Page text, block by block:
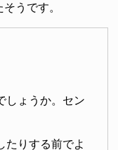
うです。
しょうか。セン
たりする前でよ